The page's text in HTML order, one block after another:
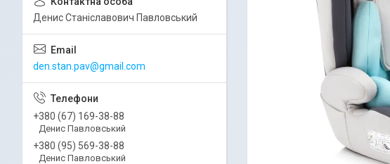
Денис Станіславович Павловський
den.stan.pav@gmail.com
+380 (67) 169-38-88
Денис Павловський
+380 (95) 569-38-88
Денис Павловський